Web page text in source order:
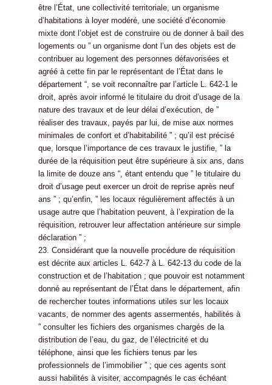
être l’État, une collectivité territoriale, un organisme
d’habitations à loyer modéré, une société d’économie
mixte dont l’objet est de construire ou de donner à bail des
logements ou ” un organisme dont l’un des objets est de
contribuer au logement des personnes défavorisées et
agréé à cette fin par le représentant de l’État dans le
département “, se voit reconnaître par l’article L. 642-1 le
droit, après avoir informé le titulaire du droit d’usage de la
nature des travaux et de leur délai d’exécution, de ”
réaliser des travaux, payés par lui, de mise aux normes
minimales de confort et d’habitabilité ” ; qu’il est précisé
que, lorsque l’importance de ces travaux le justifie, ” la
durée de la réquisition peut être supérieure à six ans, dans
la limite de douze ans “, étant entendu que ” le titulaire du
droit d’usage peut exercer un droit de reprise après neuf
ans ” ; qu’enfin, ” les locaux régulièrement affectés à un
usage autre que l’habitation peuvent, à l’expiration de la
réquisition, retrouver leur affectation antérieure sur simple
déclaration ” ;
23. Considérant que la nouvelle procédure de réquisition
est décrite aux articles L. 642-7 à L. 642-13 du code de la
construction et de l’habitation ; que pouvoir est notamment
donné au représentant de l’État dans le département, afin
de rechercher toutes informations utiles sur les locaux
vacants, de nommer des agents assermentés, habilités à
” consulter les fichiers des organismes chargés de la
distribution de l’eau, du gaz, de l’électricité et du
téléphone, ainsi que les fichiers tenus par les
professionnels de l’immobilier ” ; que ces agents sont
aussi habilités à visiter, accompagnés le cas échéant